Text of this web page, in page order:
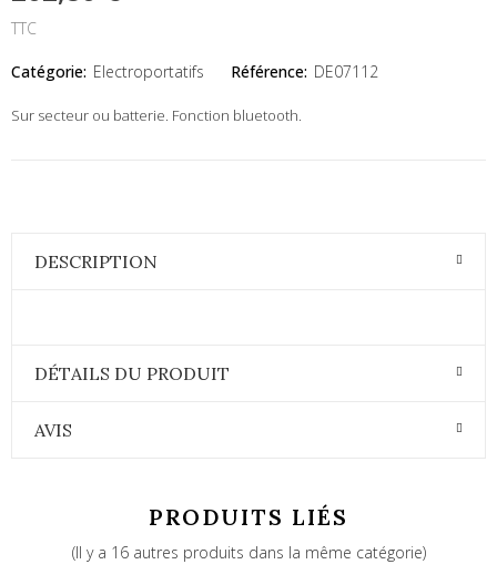
TTC
Catégorie: Electroportatifs Référence: DE07112
Sur secteur ou batterie. Fonction bluetooth.
DESCRIPTION
DÉTAILS DU PRODUIT
AVIS
PRODUITS LIÉS
(Il y a 16 autres produits dans la même catégorie)